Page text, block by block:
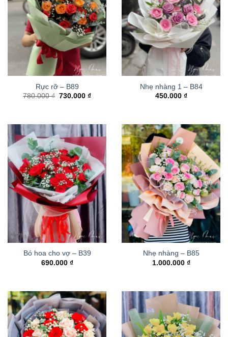
Rực rỡ – B89
780.000₫ Giá
730.000₫Giá
Nhẹ nhàng 1 – B84
450.000 ₫
Bó hoa cho vợ – B39
690.000 ₫
Nhẹ nhàng – B85
1.000.000 ₫